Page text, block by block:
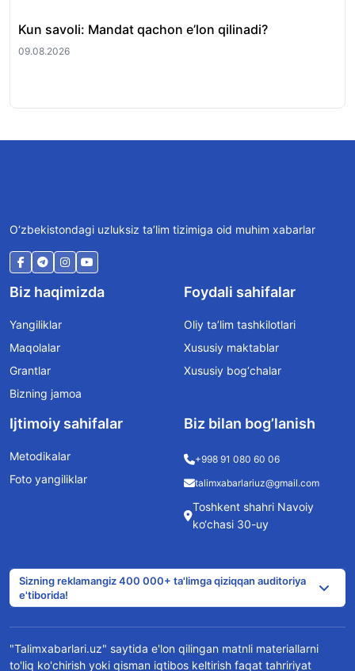
Kun savoli: Mandat qachon e’lon qilinadi?
09.08.2026
O‘zbekistondagi uzluksiz ta’lim tizimiga oid muhim xabarlar
Biz haqimizda
Yangiliklar
Maqolalar
Grantlar
Bizning jamoa
Foydali sahifalar
Oliy ta’lim tashkilotlari
Xususiy maktablar
Xususiy bog‘chalar
Ijtimoiy sahifalar
Metodikalar
Foto yangiliklar
Biz bilan bog’lanish
+998 91 080 60 06
talimxabarlariuz@gmail.com
Toshkent shahri Navoiy
ko‘chasi 30-uy
Sizning reklamangiz 400 000+ ta'limga qiziqqan auditoriya
e'tiborida!
"Talimxabarlari.uz" saytida e'lon qilingan matnli materiallarni
to'liq ko'chirish yoki qisman iqtibos keltirish faqat tahririyat